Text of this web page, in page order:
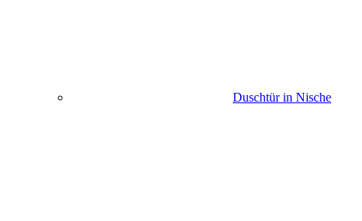
Duschtür in Nische